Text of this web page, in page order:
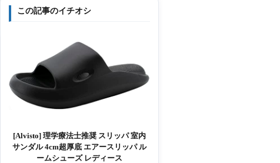
この記事のイチオシ
[Alvisto] 理学療法士推奨 スリッパ 室内
サンダル 4cm超厚底 エアースリッパ ル
ームシューズ レディース